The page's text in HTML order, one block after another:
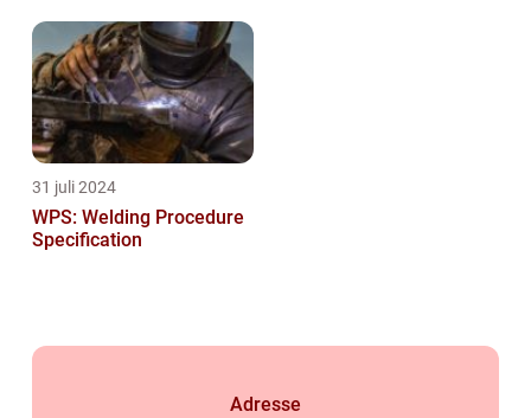
31 juli 2024
WPS: Welding Procedure
Specification
Adresse